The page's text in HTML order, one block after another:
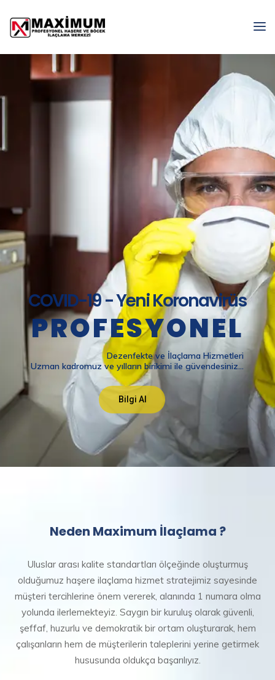
Neden Maximum İlaçlama ?
Uluslar arası kalite standartları ölçeğinde oluşturmuş
olduğumuz haşere ilaçlama hizmet stratejimiz sayesinde
müşteri tercihlerine önem vererek, alanında 1 numara olma
yolunda ilerlemekteyiz. Saygın bir kuruluş olarak güvenli,
şeffaf, huzurlu ve demokratik bir ortam oluşturarak, hem
çalışanların hem de müşterilerin taleplerini yerine getirmek
hususunda oldukça başarılıyız.